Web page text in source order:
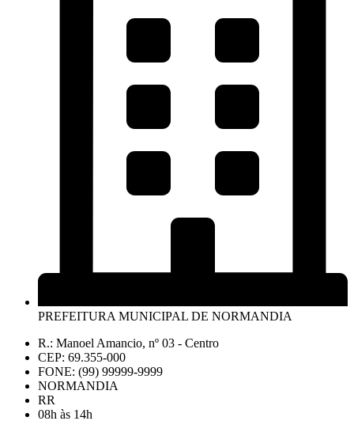
PREFEITURA MUNICIPAL DE NORMANDIA
R.: Manoel Amancio, nº 03 - Centro
CEP: 69.355-000
FONE: (99) 99999-9999
NORMANDIA
RR
08h às 14h